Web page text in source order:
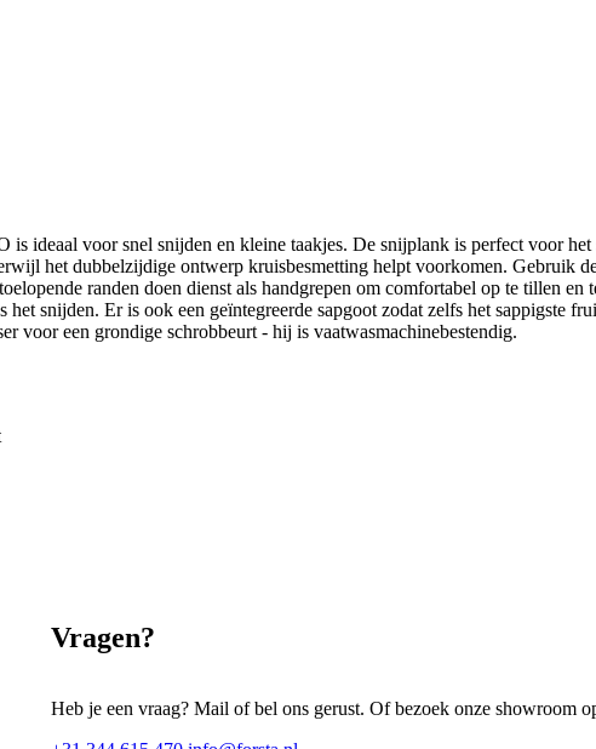
ideaal voor snel snijden en kleine taakjes. De snijplank is perfect voor
het dubbelzijdige ontwerp kruisbesmetting helpt voorkomen. Gebruik
randen doen dienst als handgrepen om comfortabel op te tillen en
snijden. Er is ook een geïntegreerde sapgoot zodat zelfs het sappigste
voor een grondige schrobbeurt - hij is vaatwasmachinebestendig.
Vragen?
Heb je een vraag? Mail of bel ons gerust. Of bezoek onze showroom